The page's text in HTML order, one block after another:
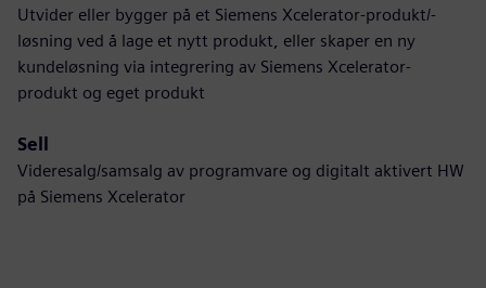
Utvider eller bygger på et Siemens Xcelerator-produkt/-
løsning ved å lage et nytt produkt, eller skaper en ny
kundeløsning via integrering av Siemens Xcelerator-
produkt og eget produkt
Sell
Videresalg/samsalg av programvare og digitalt aktivert HW
på Siemens Xcelerator